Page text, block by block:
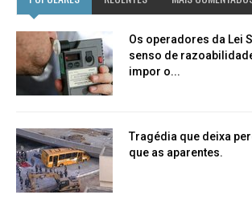
Os operadores da Lei
senso de
impor o...
Tragédia que deixa
que as aparentes.